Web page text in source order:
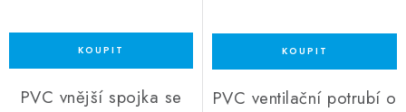
PVC vnější spojka se
PVC ventilační potrubí o